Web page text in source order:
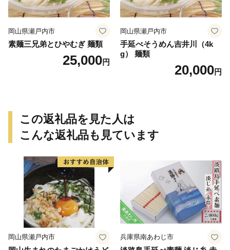
岡山県瀬戸内市
素麺三兄弟とひやむぎ 麺類
25,000円
岡山県瀬戸内市
手延べそうめん吉井川（4k
g） 麺類
20,000円
この返礼品を見た人は
こんな返礼品も見ています
岡山県瀬戸内市 兵庫県南あわじ市